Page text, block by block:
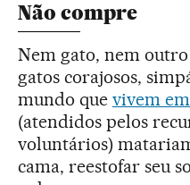
Não compre
Nem gato, nem
gatos corajosos,
mundo que vivem
(atendidos pelos
voluntários)
cama, reestofar seu